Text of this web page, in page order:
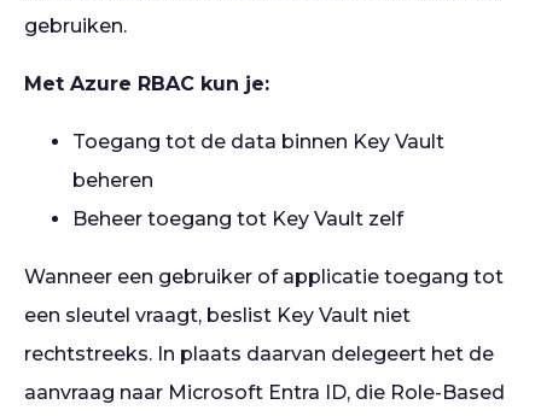
gebruiken.
Met Azure RBAC kun je:
Toegang tot de data binnen Key Vault
beheren
Beheer toegang tot Key Vault zelf
Wanneer een gebruiker of applicatie toegang tot
een sleutel vraagt, beslist Key Vault niet
rechtstreeks. In plaats daarvan delegeert het de
aanvraag naar Microsoft Entra ID, die Role-Based